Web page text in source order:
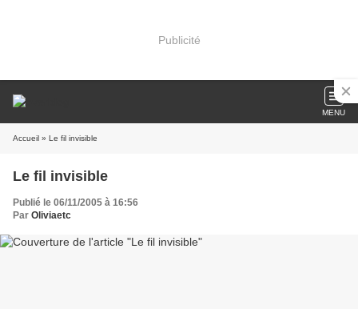
Publicité
MENU
Accueil » Le fil invisible
Le fil invisible
Publié le 06/11/2005 à 16:56
Par Oliviaetc